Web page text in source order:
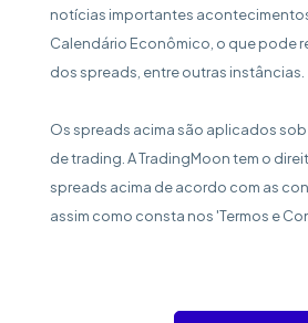
notícias importantes
Calendário Econômico, o que pode
dos spreads, entre outras instâncias.
Os spreads acima são aplicados
de trading. A TradingMoon tem o
spreads acima de acordo com as
assim como consta nos 'Termos e